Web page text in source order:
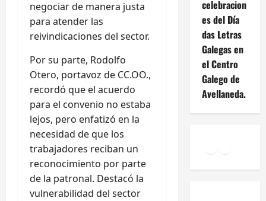
negociar de manera justa
para atender las
reivindicaciones del sector.
Por su parte, Rodolfo
Otero, portavoz de CC.OO.,
recordó que el acuerdo
para el convenio no estaba
lejos, pero enfatizó en la
necesidad de que los
trabajadores reciban un
reconocimiento por parte
de la patronal. Destacó la
vulnerabilidad del sector
celebracion
es del Día
das Letras
Galegas en
el Centro
Galego de
Avellaneda.